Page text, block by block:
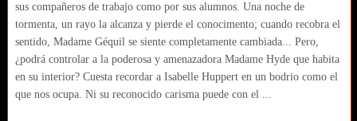
sus compañeros de trabajo como por sus alumnos. Una noche de
tormenta, un rayo la alcanza y pierde el conocimento; cuando recobra el
sentido, Madame Géquil se siente completamente cambiada... Pero,
¿podrá controlar a la poderosa y amenazadora Madame Hyde que habita
en su interior? Cuesta recordar a Isabelle Huppert en un bodrio como el
que nos ocupa. Ni su reconocido carisma puede con el ...